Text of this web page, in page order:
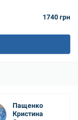
1740 грн
Пащенко
Кристина